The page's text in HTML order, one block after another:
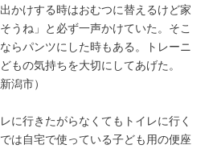
かけする時はおむつに替えるけど家
うね」と必ず一声かけていた。そこ
らパンツにした時もある。トレーニ
もの気持ちを大切にしてあげた。
潟市）
に行きたがらなくてもトイレに行く
は自宅で使っている子ども用の便座